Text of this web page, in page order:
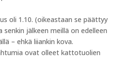
oli 1.10. (oikeastaan se päättyy
senkin jälkeen meillä on edelleen
– ehkä liiankin kova.
ovat olleet kattotuolien